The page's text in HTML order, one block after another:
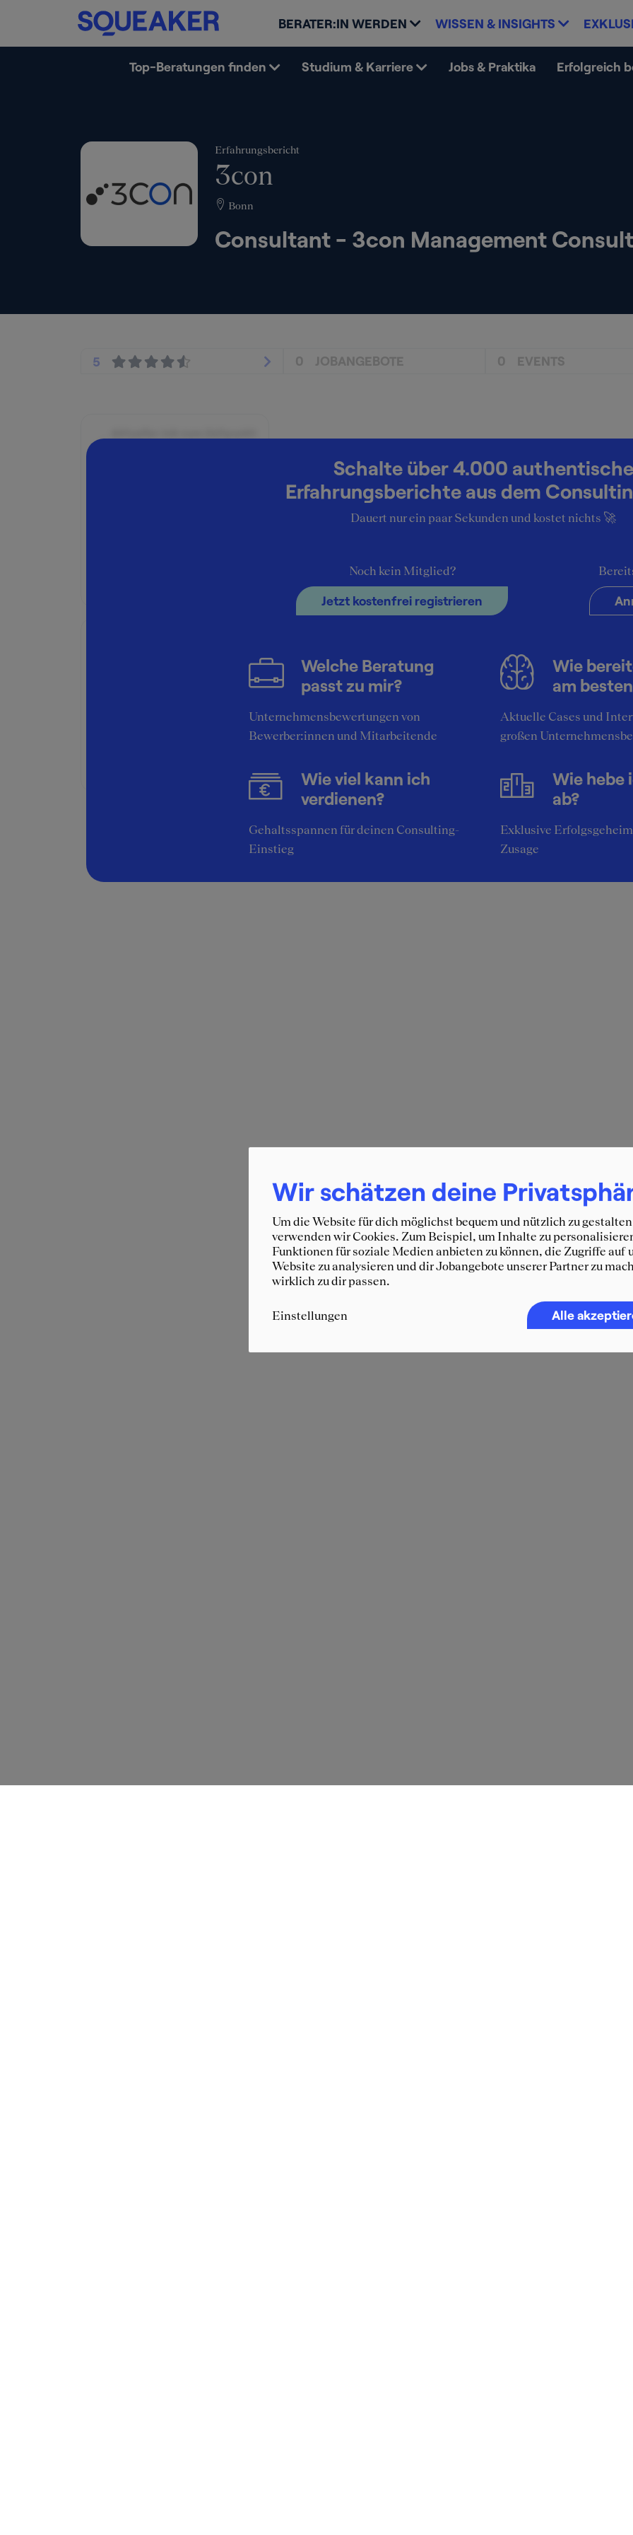
BERATER:IN WERDEN WISSEN & INSIGHTS
Top-Beratungen finden Studium & Karriere Jobs & Praktika Erfolgreich
Erfahrungsbericht
3con
Bonn
Consultant - 3con Management
5 0 JOBANGEBOTE 0 EVENTS
8000 €
Schalte über 4.000 authentische
Erfahrungsberichte aus dem
Dauert nur ein paar Sekunden und kostet nichts 🚀
Noch kein Mitglied?
Jetzt kostenfrei registrieren
Welche Beratung
passt zu mir?
Unternehmensbewertungen von
Bewerber:innen und Mitarbeitende
Wie
am
Aktuelle Cases und
großen
Wie viel kann ich
verdienen?
Gehaltsspannen für deinen Consulting-
Einstieg
Wie hebe
ab?
Exklusive
Zusage
Wir schätzen deine
Um die Website für dich möglichst bequem und nützlich zu
verwenden wir Cookies. Zum Beispiel, um Inhalte zu
Funktionen für soziale Medien anbieten zu können, die Zugriffe auf
Website zu analysieren und dir Jobangebote unserer Partner zu
wirklich zu dir passen.
Einstellungen Alle